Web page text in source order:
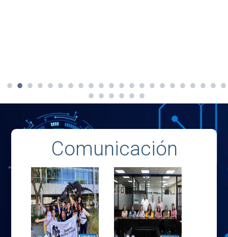
Comunicación